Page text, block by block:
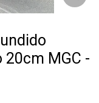
20cm MGC -